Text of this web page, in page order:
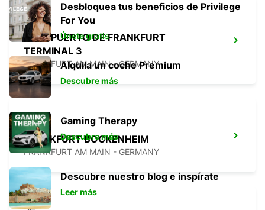
AEROPUERTO DE FRANKFURT
TERMINAL 3
FRANKFURT AM MAIN - GERMANY
FRANKFURT BOCKENHEIM
FRANKFURT AM MAIN - GERMANY
Desbloquea tus beneficios de Privilege
For You
Únete gratis
Alquila un coche Premium
Descubre más
Gaming Therapy
Descubre más
Descubre nuestro blog e inspírate
Leer más